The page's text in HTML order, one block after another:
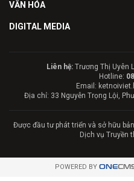
VĂN HÓA
DIGITAL MEDIA
Liên hệ:Trương Thị Uyên
Hotline:
Email:
Địa chỉ: 33 Nguyễn Trọng Lội,
Được đầu tư phát triển và sở hữu
Dịch vụ Truyền
POWERED BY ONE